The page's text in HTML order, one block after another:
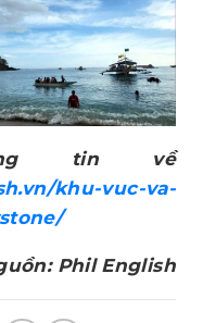
tin về
khu-vuc-va-
Phil English